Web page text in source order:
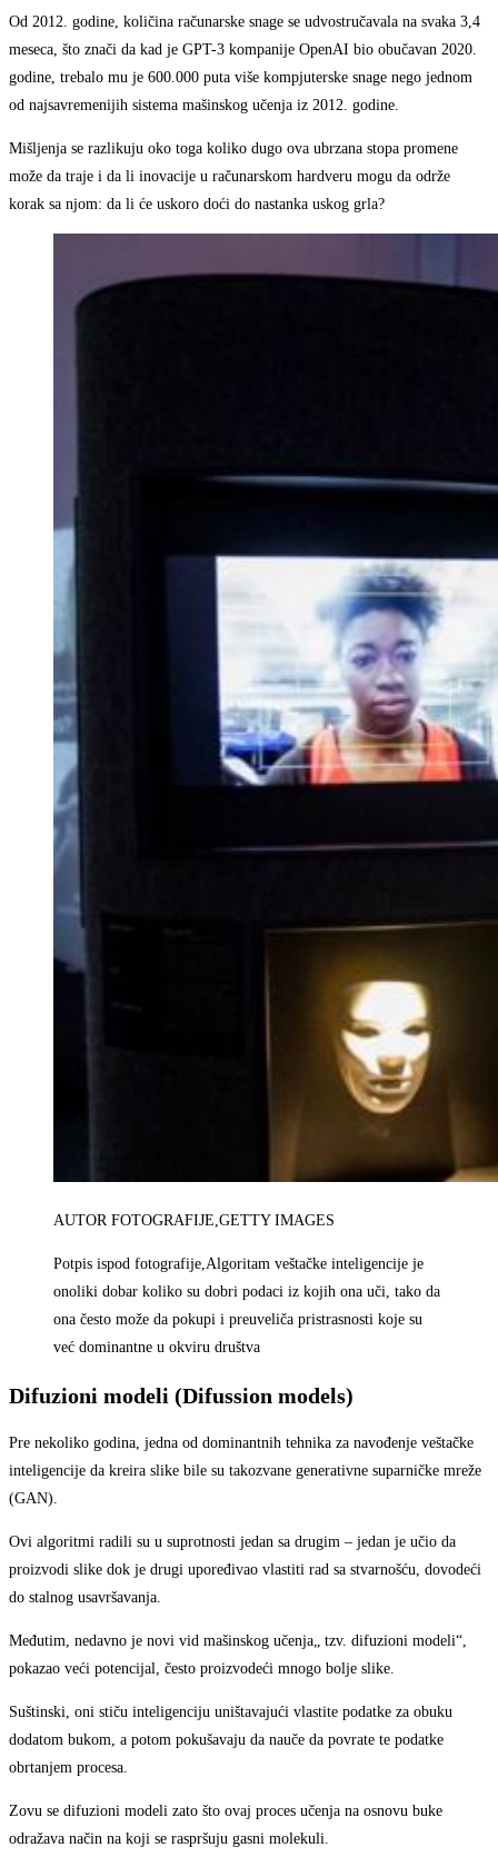
Od 2012. godine, količina računarske snage se udvostručavala na svaka 3,4
meseca, što znači da kad je GPT-3 kompanije OpenAI bio obučavan 2020.
godine, trebalo mu je 600.000 puta više kompjuterske snage nego jednom
od najsavremenijih sistema mašinskog učenja iz 2012. godine.
Mišljenja se razlikuju oko toga koliko dugo ova ubrzana stopa promene
može da traje i da li inovacije u računarskom hardveru mogu da održe
korak sa njom: da li će uskoro doći do nastanka uskog grla?
AUTOR FOTOGRAFIJE,GETTY IMAGES
Potpis ispod fotografije,Algoritam veštačke inteligencije je
onoliki dobar koliko su dobri podaci iz kojih ona uči, tako da
ona često može da pokupi i preuveliča pristrasnosti koje su
već dominantne u okviru društva
Difuzioni modeli (Difussion models)
Pre nekoliko godina, jedna od dominantnih tehnika za navođenje veštačke
inteligencije da kreira slike bile su takozvane generativne suparničke mreže
(GAN).
Ovi algoritmi radili su u suprotnosti jedan sa drugim – jedan je učio da
proizvodi slike dok je drugi upoređivao vlastiti rad sa stvarnošću, dovodeći
do stalnog usavršavanja.
Međutim, nedavno je novi vid mašinskog učenja„ tzv. difuzioni modeli“,
pokazao veći potencijal, često proizvodeći mnogo bolje slike.
Suštinski, oni stiču inteligenciju uništavajući vlastite podatke za obuku
dodatom bukom, a potom pokušavaju da nauče da povrate te podatke
obrtanjem procesa.
Zovu se difuzioni modeli zato što ovaj proces učenja na osnovu buke
odražava način na koji se raspršuju gasni molekuli.